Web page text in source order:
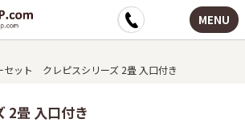
MENU
セット クレピスシリーズ 2畳 入口付き
2畳 入口付き